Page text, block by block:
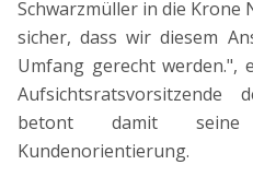
Schwarzmüller in die
sicher, dass wir diesem
Umfang gerecht werden.",
betont damit
Kundenorientierung.